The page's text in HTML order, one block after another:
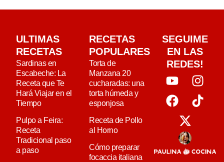
ULTIMAS
RECETAS
Sardinas en
Escabeche: La
Receta que Te
Hará Viajar en el
Tiempo
Pulpo a Feira:
Receta
Tradicional paso
a paso
RECETAS
POPULARES
Torta de
Manzana 20
cucharadas: una
torta húmeda y
esponjosa
Receta de Pollo
al Horno
Cómo preparar
focaccia italiana
SEGUIME
EN LAS
REDES!